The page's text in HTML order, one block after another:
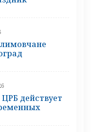
действует